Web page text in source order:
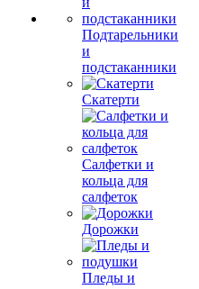
Подтарельники
и
подстаканники
Скатерти
Салфетки и
кольца для
салфеток
Дорожки
Пледы и